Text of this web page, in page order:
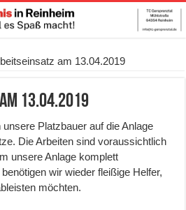
am 13.04.2019
13.04.2019
Platzbauer auf die Anlage
Die Arbeiten sind voraussichtlich
unsere Anlage komplett
wir wieder fleißige Helfer,
möchten.